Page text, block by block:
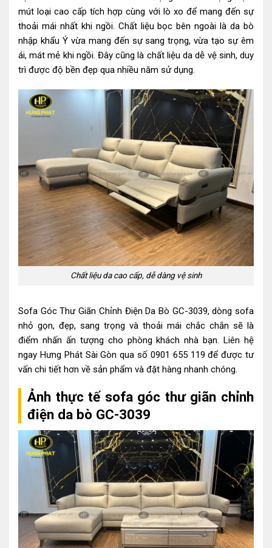
mút loại cao cấp tích hợp cùng với lò xo để mang đến sự
thoải mái nhất khi ngồi. Chất liệu bọc bên ngoài là da bò
nhập khẩu Ý vừa mang đến sự sang trọng, vừa tạo sự êm
ái, mát mẻ khi ngồi. Đây cũng là chất liệu da dễ vệ sinh, duy
trì được độ bền đẹp qua nhiều năm sử dụng.
Chất liệu da cao cấp, dễ dàng vệ sinh
Sofa Góc Thư Giãn Chỉnh Điện Da Bò GC-3039, dòng sofa
nhỏ gọn, đẹp, sang trọng và thoải mái chắc chắn sẽ là
điểm nhấn ấn tượng cho phòng khách nhà bạn. Liên hệ
ngay Hưng Phát Sài Gòn qua số 0901 655 119 để được tư
vấn chi tiết hơn về sản phẩm và đặt hàng nhanh chóng.
Ảnh thực tế sofa góc thư giãn chỉnh
điện da bò GC-3039